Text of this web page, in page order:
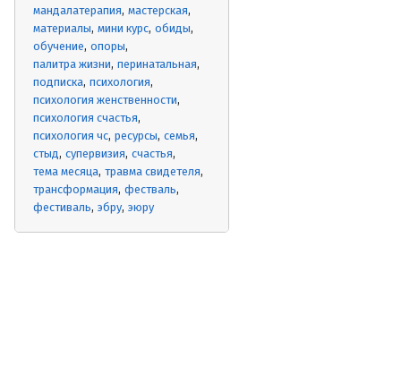
мандалатерапия мастерская
материалы мини курс обиды
обучение опоры
палитра жизни перинатальная
подписка психология
психология женственности
психология счастья
психология чс ресурсы семья
стыд супервизия счастья
тема месяца травма свидетеля
трансформация фестваль
фестиваль эбру эюру